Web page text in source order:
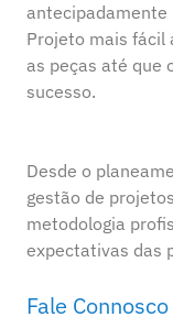
antecipadamente
Projeto mais fácil
as peças até que
sucesso.
Desde o
gestão de
metodologia
expectativas das
Fale Connosco